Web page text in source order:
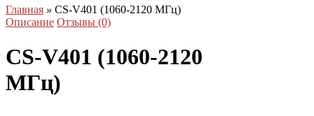
Главная » CS-V401 (1060-2120 МГц)
Описание Отзывы (0)
CS-V401 (1060-2120
МГц)